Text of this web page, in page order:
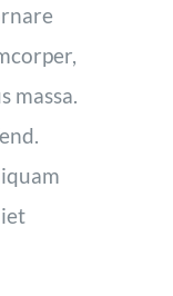
massa.